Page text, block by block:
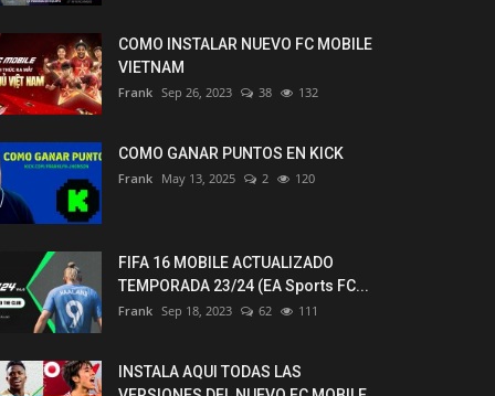
COMO INSTALAR NUEVO FC MOBILE
VIETNAM
Frank Sep 26, 2023 38 132
COMO GANAR PUNTOS EN KICK
Frank May 13, 2025 2 120
FIFA 16 MOBILE ACTUALIZADO
TEMPORADA 23/24 (EA Sports FC...
Frank Sep 18, 2023 62 111
INSTALA AQUI TODAS LAS